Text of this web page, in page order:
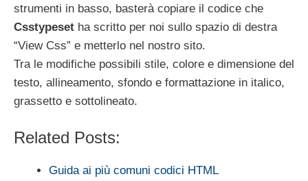
strumenti in basso, basterà copiare il codice che
Csstypeset ha scritto per noi sullo spazio di destra
“View Css” e metterlo nel nostro sito.
Tra le modifiche possibili stile, colore e dimensione del
testo, allineamento, sfondo e formattazione in italico,
grassetto e sottolineato.
Related Posts:
Guida ai più comuni codici HTML